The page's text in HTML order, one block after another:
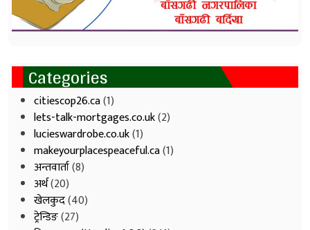
Categories
citiescop26.ca(1)
lets-talk-mortgages.co.uk(2)
lucieswardrobe.co.uk(1)
makeyourplacespeaceful.ca(1)
अन्तवार्ता(8)
अर्थ(20)
खेलकुद(40)
ट्रेन्डिङ(27)